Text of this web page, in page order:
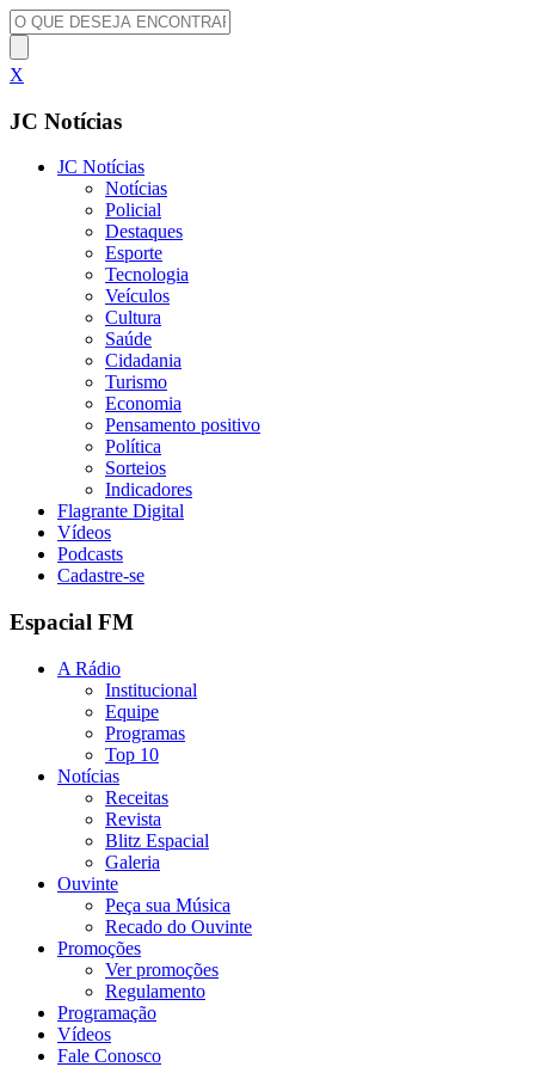
X
JC Notícias
JC Notícias
Notícias
Policial
Destaques
Esporte
Tecnologia
Veículos
Cultura
Saúde
Cidadania
Turismo
Economia
Pensamento positivo
Política
Sorteios
Indicadores
Flagrante Digital
Vídeos
Podcasts
Cadastre-se
Espacial FM
A Rádio
Institucional
Equipe
Programas
Top 10
Notícias
Receitas
Revista
Blitz Espacial
Galeria
Ouvinte
Peça sua Música
Recado do Ouvinte
Promoções
Ver promoções
Regulamento
Programação
Vídeos
Fale Conosco